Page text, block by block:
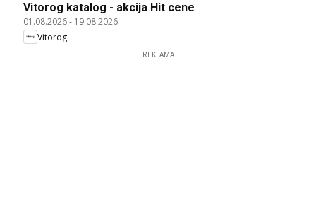
Vitorog katalog - akcija Hit cene
01.08.2026- 19.08.2026
Vitorog
REKLAMA